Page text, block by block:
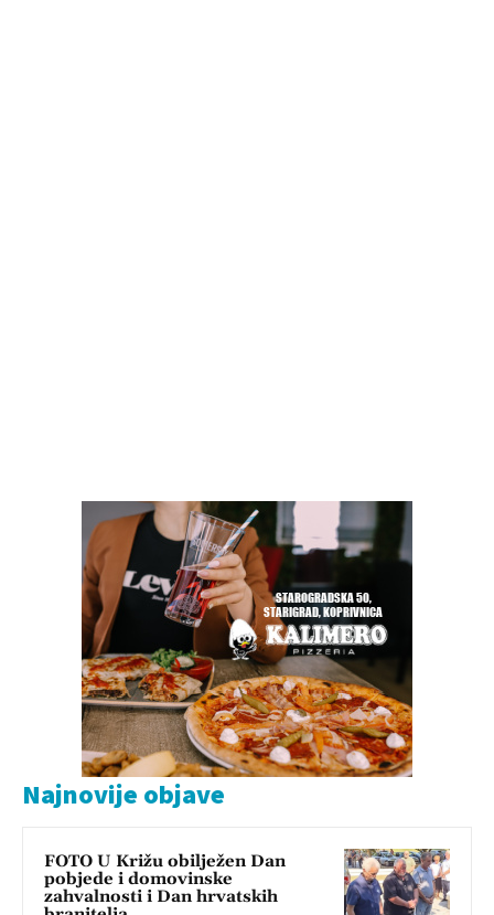
Najnovije objave
FOTO U Križu obilježen Dan
pobjede i domovinske
zahvalnosti i Dan hrvatskih